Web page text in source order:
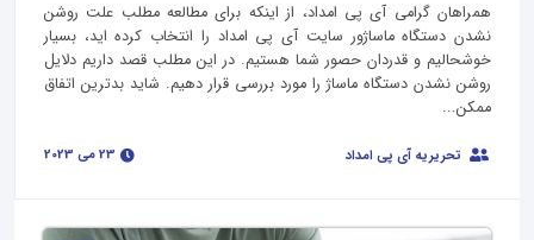
همراهان گرامی آی پی امداد، از اینکه برای مطالعه مطلب علت روشن
نشدن دستگاه ماساژور سایت آی پی امداد را انتخاب کرده اید، بسیار
خوشحالیم و قدردان حصور شما هستیم. در این مطلب قصد داریم دلایل
روشن نشدن دستگاه ماساژ را مورد بررسی قرار دهیم. شاید بدترین اتفاق
ممکن...
تحریریه آی پی امداد